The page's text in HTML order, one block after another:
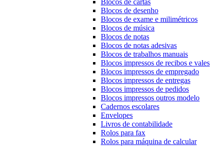
Blocos de cartas
Blocos de desenho
Blocos de exame e milimétricos
Blocos de música
Blocos de notas
Blocos de notas adesivas
Blocos de trabalhos manuais
Blocos impressos de recibos e vales
Blocos impressos de empregado
Blocos impressos de entregas
Blocos impressos de pedidos
Blocos impressos outros modelo
Cadernos escolares
Envelopes
Livros de contabilidade
Rolos para fax
Rolos para máquina de calcular